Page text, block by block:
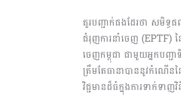
គួរបញ្ជាក់ផងដែរថា សមិទ្
ជំរុញការនាំចេញ (EPTF) ន
ចេញកម្ពុជា ជាមួយអ្នកបញ្ជ
ត្រឹមតែធានាបាននូវកំណើនន
វិជ្ជមានដ៏ធំក្នុងការទាក់